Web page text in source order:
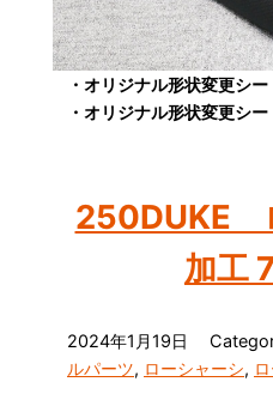
・オリジナル形状変更シ
・オリジナル形状変更シ
250DUKE
加工
2024年1月19日
ルパーツ, ローシャーシ,